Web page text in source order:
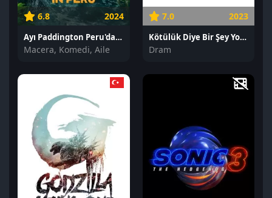
6.8 2024
Ayı Paddington Peru'da izle
Macera, Komedi, Aile
7.0 2023
Kötülük Diye Bir Şey Yok izle
Dram